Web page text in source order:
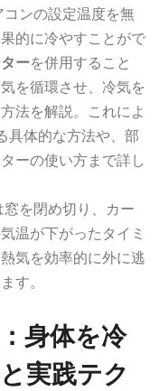
コンの設定温度を無
的に冷やすことがで
ーを併用すること
を循環させ、冷気を
法を解説。これによ
体的な方法や、部
ーの使い方まで詳し
窓を閉め切り、カー
温が下がったタイミ
気を効率的に外に逃
す。
身体を冷
実践テク